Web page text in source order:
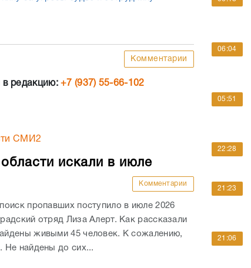
Комментарии
в редакцию:+7 (937) 55-66-102
СМИ2
искали в июле
Комментарии
пропавших поступило в июле 2026
отряд Лиза Алерт. Как рассказали
живыми 45 человек. К сожалению,
Не найдены до сих...
06:04
05:51
22:28
21:23
21:06